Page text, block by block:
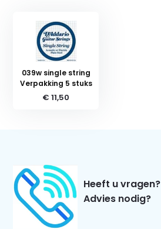
039w single string
Verpakking 5 stuks
€ 11,50
Heeft u vragen?
Advies nodig?